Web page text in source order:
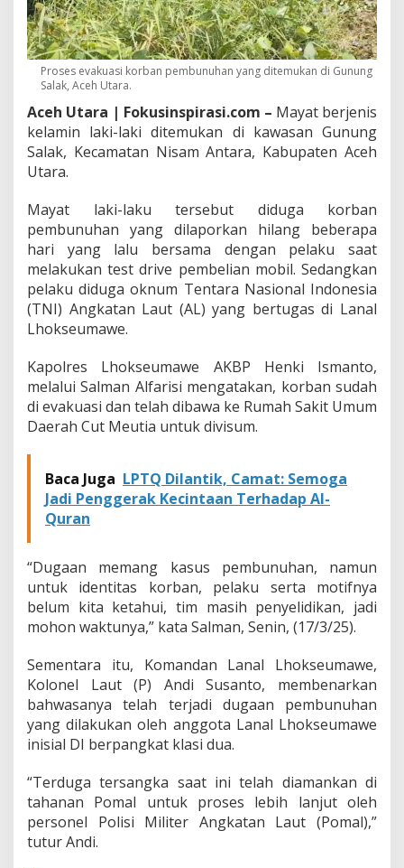
k
a
n
d
i
u
n
a
a
,
D
d
a
K
o
r
b
P
e
n
u
h
a
n
N
I
A
L
Proses evakuasi korban pembunuhan yang ditemukan di Gunung
Salak, Aceh Utara.
Aceh Utara | Fokusinspirasi.com – Mayat berjenis
kelamin laki-laki ditemukan di kawasan Gunung
Salak, Kecamatan Nisam Antara, Kabupaten Aceh
Utara.
Mayat laki-laku tersebut diduga korban
pembunuhan yang dilaporkan hilang beberapa
hari yang lalu bersama dengan pelaku saat
melakukan test drive pembelian mobil. Sedangkan
pelaku diduga oknum Tentara Nasional Indonesia
(TNI) Angkatan Laut (AL) yang bertugas di Lanal
Lhokseumawe.
Kapolres Lhokseumawe AKBP Henki Ismanto,
melalui Salman Alfarisi mengatakan, korban sudah
di evakuasi dan telah dibawa ke Rumah Sakit Umum
Daerah Cut Meutia untuk divisum.
Baca Juga LPTQ Dilantik, Camat: Semoga
Jadi Penggerak Kecintaan Terhadap Al-
Quran
“Dugaan memang kasus pembunuhan, namun
untuk identitas korban, pelaku serta motifnya
belum kita ketahui, tim masih penyelidikan, jadi
mohon waktunya,” kata Salman, Senin, (17/3/25).
Sementara itu, Komandan Lanal Lhokseumawe,
Kolonel Laut (P) Andi Susanto, membenarkan
bahwasanya telah terjadi dugaan pembunuhan
yang dilakukan oleh anggota Lanal Lhokseumawe
inisial DI berpangkat klasi dua.
“Terduga tersangka saat ini telah diamankan di
tahanan Pomal untuk proses lebih lanjut oleh
personel Polisi Militer Angkatan Laut (Pomal),”
tutur Andi.